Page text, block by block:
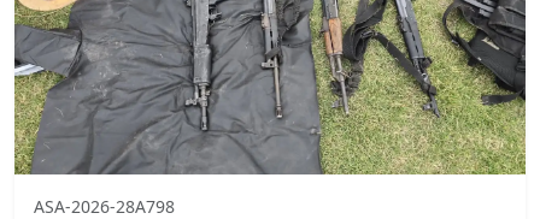
ASA-2026-28A798